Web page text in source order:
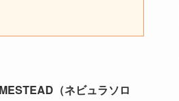
（ネビュラソロ